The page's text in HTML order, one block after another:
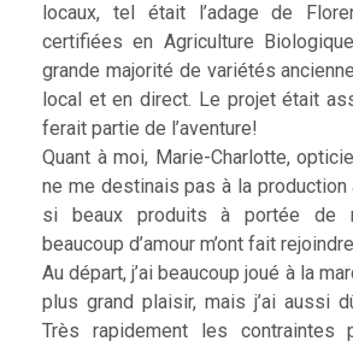
locaux, tel était l’adage de
certifiées en Agriculture
grande majorité de variétés
local et en direct. Le projet était
ferait partie de l’aventure!
Quant à moi, Marie-Charlotte,
ne me destinais pas à la production
si beaux produits à portée de
beaucoup d’amour m’ont fait
Au départ, j’ai beaucoup joué à la
plus grand plaisir, mais j’ai aussi
Très rapidement les contraintes